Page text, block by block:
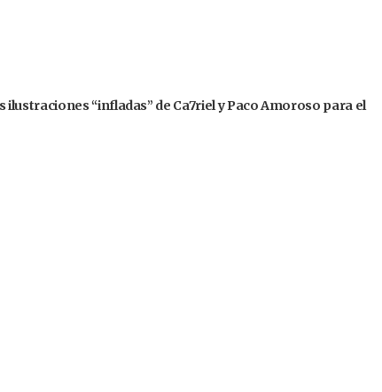
“infladas” de Ca7riel y Paco Amoroso para el